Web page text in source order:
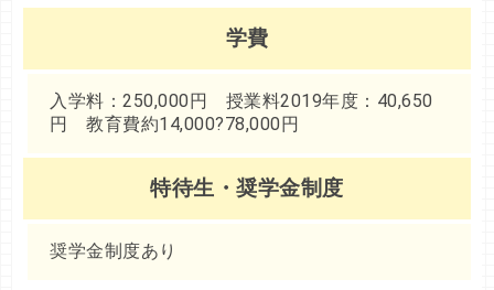
学費
入学料：250,000円 授業料2019年度：40,650
円 教育費約14,000?78,000円
特待生・奨学金制度
奨学金制度あり